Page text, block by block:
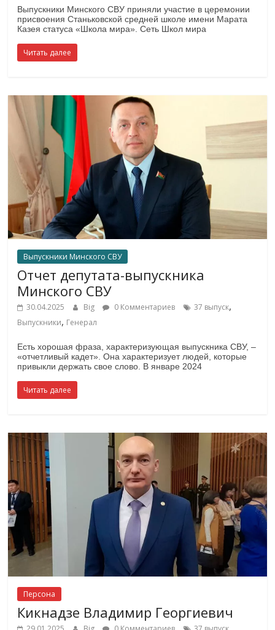
Выпускники Минского СВУ приняли участие в церемонии
присвоения Станьковской средней школе имени Марата
Казея статуса «Школа мира». Сеть Школ мира
Читать далее
Выпускники Минского СВУ
Отчет депутата-выпускника
Минского СВУ
30.04.2025 Big 0 Комментариев 37 выпуск,
Выпускники, Генерал
Есть хорошая фраза, характеризующая выпускника СВУ, –
«отчетливый кадет». Она характеризует людей, которые
привыкли держать свое слово. В январе 2024
Читать далее
Персона
Кикнадзе Владимир Георгиевич